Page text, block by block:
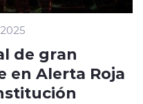
de gran
en Alerta Roja